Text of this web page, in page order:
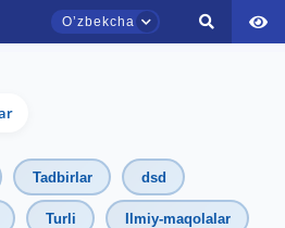
Oʼzbekcha
Tadbirlar dsd
Turli Ilmiy-maqolalar